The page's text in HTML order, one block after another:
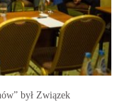
był Związek